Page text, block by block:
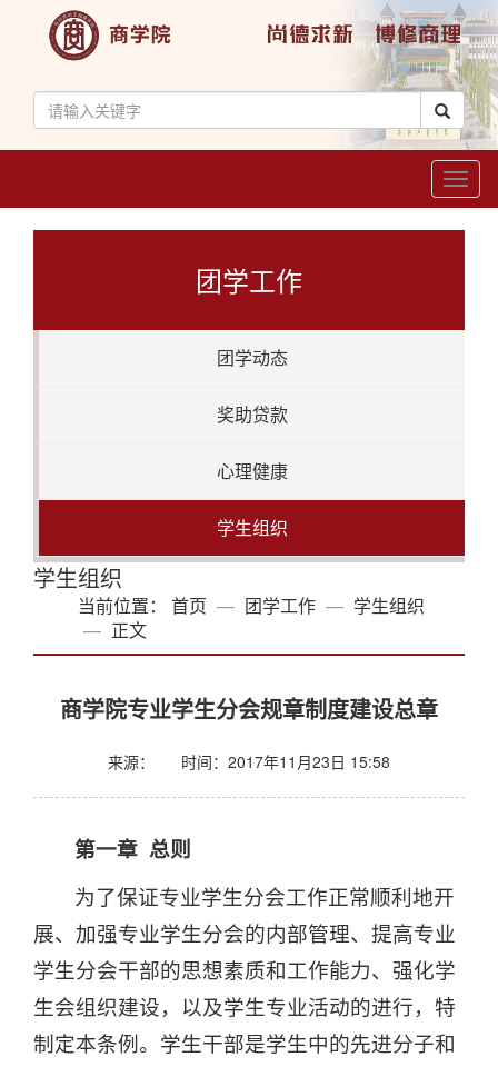
团学工作
团学动态
奖助贷款
心理健康
学生组织
学生组织
当前位置： 首页 团学工作
学生组织
正文
商学院专业学生分会规章制度建设总章
来源： 时间：2017年11月23日 15:58
第一章 总则
为了保证专业学生分会工作正常顺利地开
展、加强专业学生分会的内部管理、提高专业
学生分会干部的思想素质和工作能力、强化学
生会组织建设，以及学生专业活动的进行，特
制定本条例。学生干部是学生中的先进分子和